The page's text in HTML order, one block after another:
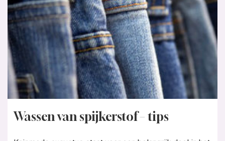
Wassen van spijkerstof – tips